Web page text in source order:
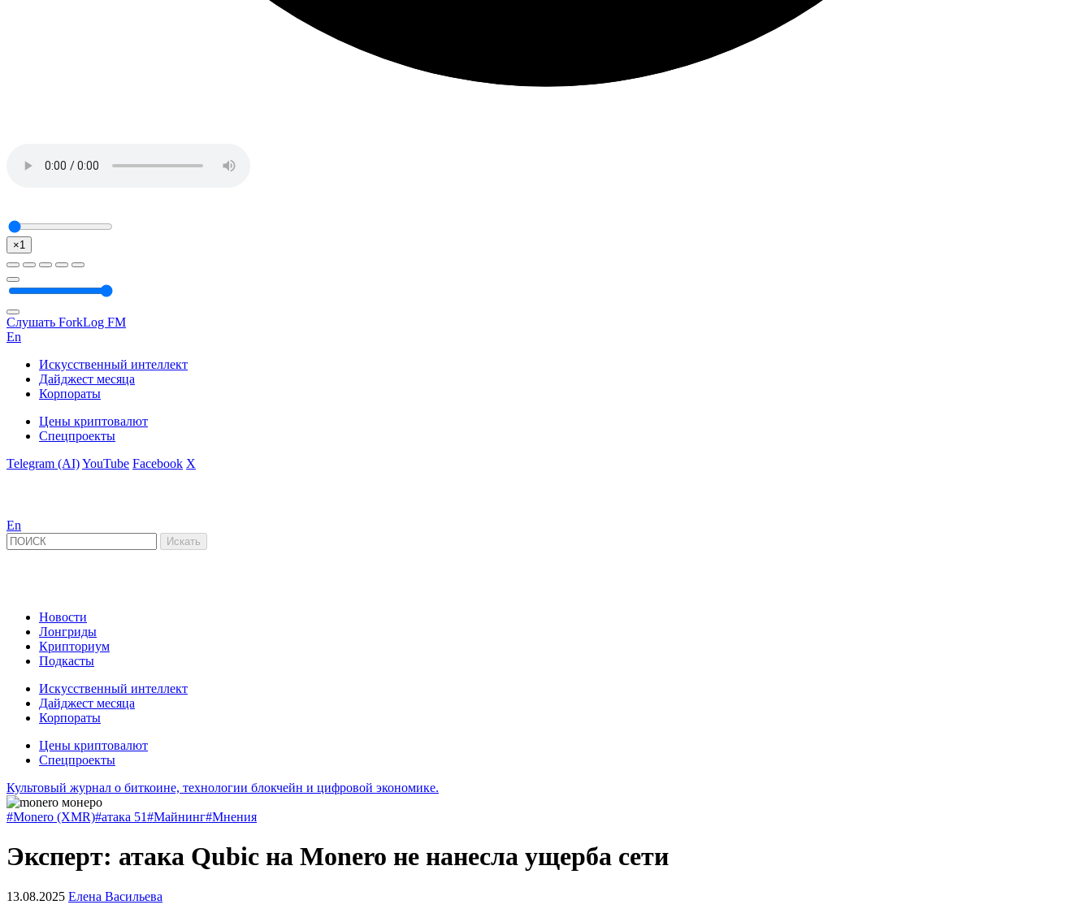
×1
Слушать ForkLog FM
En
Искусственный интеллект
Дайджест месяца
Корпораты
Цены криптовалют
Спецпроекты
Telegram (AI)YouTube Facebook X
En
Новости
Лонгриды
Крипториум
Подкасты
Искусственный интеллект
Дайджест месяца
Корпораты
Цены криптовалют
Спецпроекты
Культовый журнал о биткоине, технологии блокчейн и цифровой экономике.
#Monero (XMR)#атака 51#Майнинг#Мнения
Эксперт: атака Qubic на Monero не нанесла ущерба сети
13.08.2025 Елена Васильева